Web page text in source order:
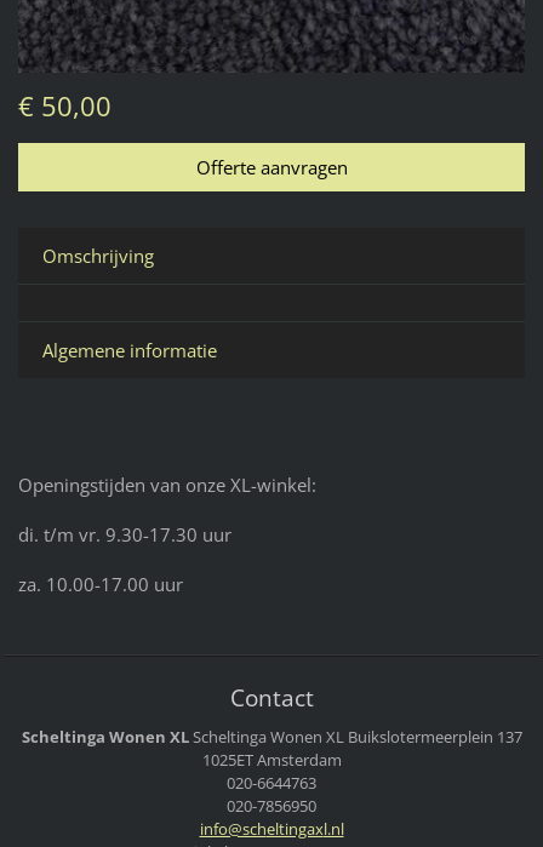
€ 50,00
Omschrijving
Algemene informatie
Openingstijden van onze XL-winkel:
di. t/m vr. 9.30-17.30 uur
za. 10.00-17.00 uur
Contact
Scheltinga Wonen XLScheltinga Wonen XLBuikslotermeerplein 137
1025ET Amsterdam
020-6644763
020-7856950
info@scheltingaxl.nl